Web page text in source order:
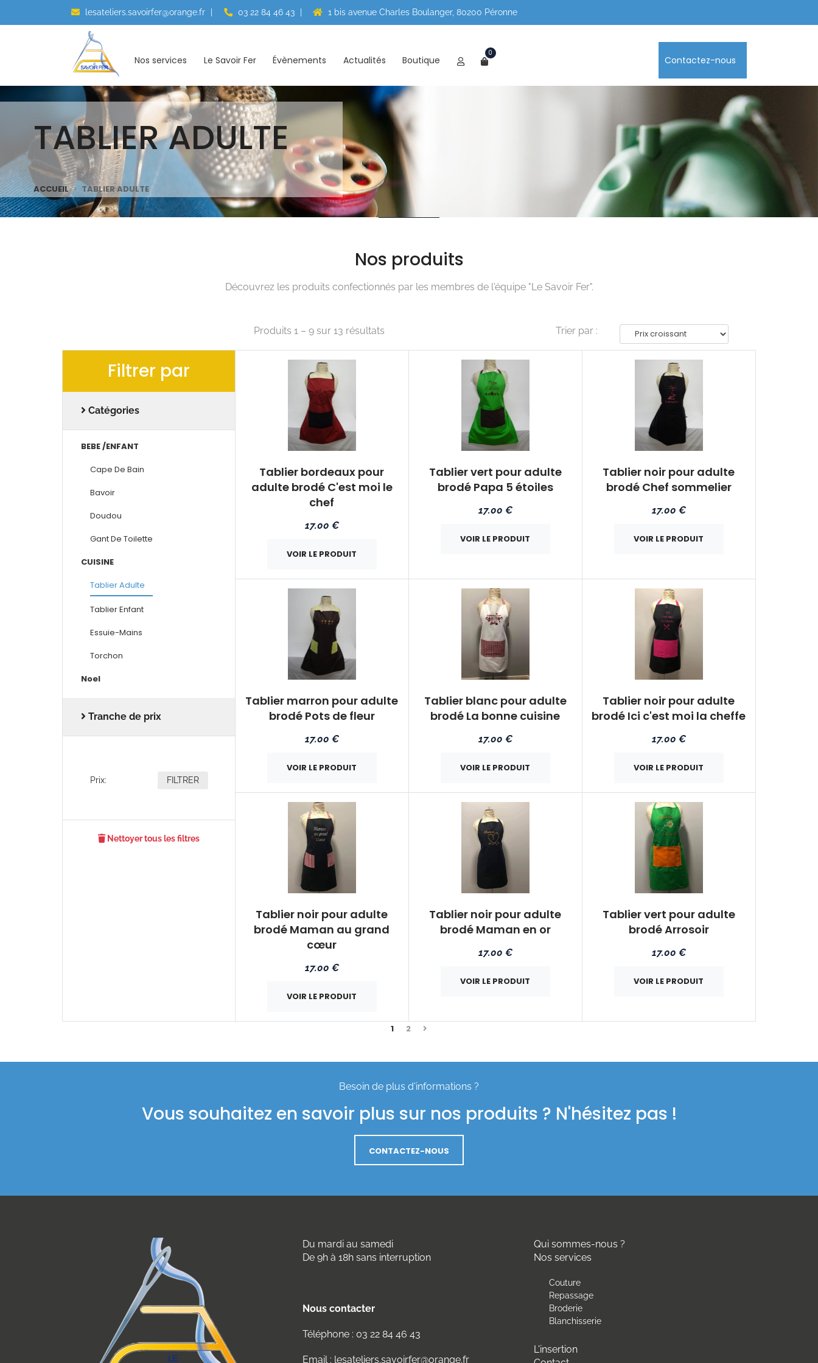
lesateliers.savoirfer@orange.fr 03 22 84 46 43 1 bis avenue Charles Boulanger, 80200 Péronne
Nos services Le Savoir Fer Évènements Actualités Boutique
0
Contactez-nous
TABLIER ADULTE
ACCUEIL TABLIER ADULTE
Nos produits
Découvrez les produits confectionnés par les membres de l'équipe "Le Savoir Fer".
Produits 1 – 9 sur 13 résultats Trier par :
Filtrer par
Catégories
BEBE /ENFANT
Cape De Bain
Bavoir
Doudou
Gant De Toilette
CUISINE
Tablier Adulte
Tablier Enfant
Essuie-Mains
Torchon
Noel
Tranche de prix
Prix: FILTRER
Nettoyer tous les filtres
Tablier bordeaux pour
adulte brodé C'est moi le
chef
17.00 €
VOIR LE PRODUIT
Tablier vert pour adulte
brodé Papa 5 étoiles
17.00 €
VOIR LE PRODUIT
Tablier noir pour adulte
brodé Chef sommelier
17.00 €
VOIR LE PRODUIT
Tablier marron pour adulte
brodé Pots de fleur
17.00 €
VOIR LE PRODUIT
Tablier blanc pour adulte
brodé La bonne cuisine
17.00 €
VOIR LE PRODUIT
Tablier noir pour adulte
brodé Ici c'est moi la cheffe
17.00 €
VOIR LE PRODUIT
Tablier noir pour adulte
brodé Maman au grand
cœur
17.00 €
VOIR LE PRODUIT
Tablier noir pour adulte
brodé Maman en or
17.00 €
VOIR LE PRODUIT
Tablier vert pour adulte
brodé Arrosoir
17.00 €
VOIR LE PRODUIT
1 2
Besoin de plus d'informations ?
Vous souhaitez en savoir plus sur nos produits ? N'hésitez pas !
CONTACTEZ-NOUS
Du mardi au samedi
De 9h à 18h sans interruption
Nous contacter
Téléphone : 03 22 84 46 43
Email : lesateliers.savoirfer@orange.fr
Qui sommes-nous ?
Nos services
Couture
Repassage
Broderie
Blanchisserie
L'insertion